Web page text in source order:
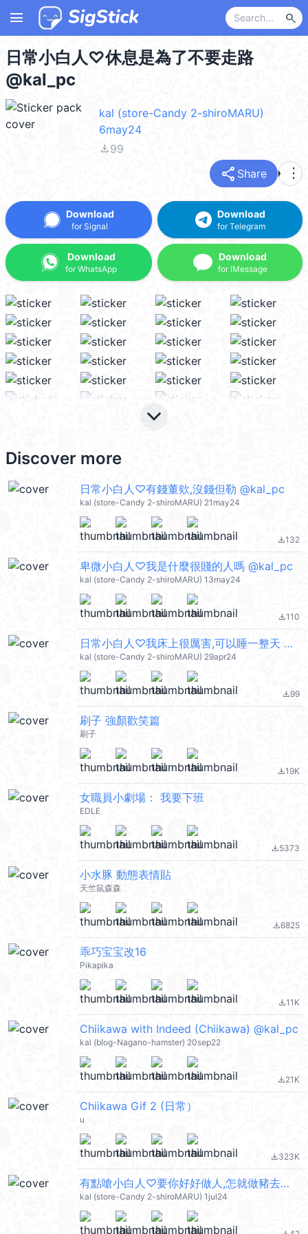
menu search
日常小白人♡休息是為了不要走路
@kal_pc
kal (store-Candy 2-shiroMARU)
6may24
file_download99
share Share more_vert
Download
for Signal
Download
for WhatsApp
Download
for Telegram
Download
for iMessage
keyboard_arrow_down
Discover more
日常小白人♡有錢董欸,沒錢但勒 @kal_pc
kal (store-Candy 2-shiroMARU) 21may24
file_download132
卑微小白人♡我是什麼很賤的人嗎 @kal_pc
kal (store-Candy 2-shiroMARU) 13may24
file_download110
日常小白人♡我床上很厲害,可以睡一整天 @kal_pc
kal (store-Candy 2-shiroMARU) 29apr24
file_download99
刷子 強顏歡笑篇
刷子
file_download19K
女職員小劇場： 我要下班
EDLE
file_download5373
小水豚 動態表情貼
天竺鼠森森
file_download6825
乖巧宝宝改16
Pikapika
file_download11K
Chiikawa with Indeed (Chiikawa) @kal_pc
kal (blog-Nagano-hamster) 20sep22
file_download21K
Chiikawa Gif 2 (日常）
u
file_download323K
有點嗆小白人♡要你好好做人,怎就做豬去了 @kal_pc
kal (store-Candy 2-shiroMARU) 1jul24